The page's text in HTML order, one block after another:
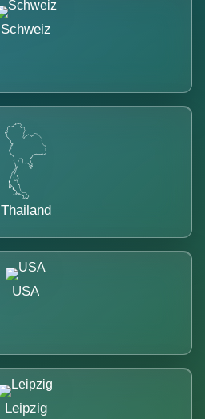
Schweiz
Thailand
USA
Leipzig